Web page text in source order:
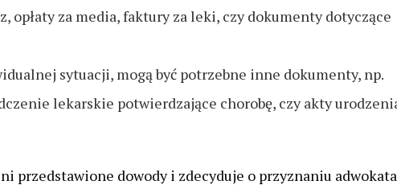
opłaty za media, faktury za leki, czy dokumenty dotyczące
sytuacji, mogą być potrzebne inne dokumenty, np.
lekarskie potwierdzające chorobę, czy akty
przedstawione dowody i zdecyduje o przyznaniu